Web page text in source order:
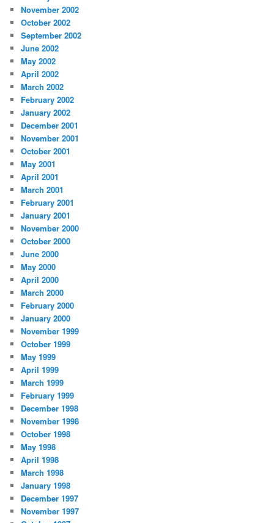
November 2002
October 2002
September 2002
June 2002
May 2002
April 2002
March 2002
February 2002
January 2002
December 2001
November 2001
October 2001
May 2001
April 2001
March 2001
February 2001
January 2001
November 2000
October 2000
June 2000
May 2000
April 2000
March 2000
February 2000
January 2000
November 1999
October 1999
May 1999
April 1999
March 1999
February 1999
December 1998
November 1998
October 1998
May 1998
April 1998
March 1998
January 1998
December 1997
November 1997